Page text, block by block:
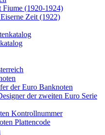
Fiume (1920-1924)
Zeit (1922)
der Euro Banknoten
der zweiten Euro Serie
Kontrollnummer
Plattencode